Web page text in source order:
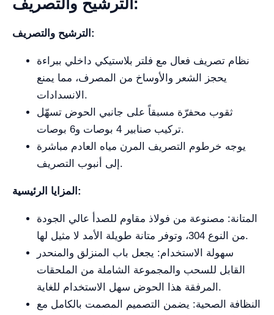
الترشيح والتصريف:
الترشيح والتصريف:
نظام تصريف فعال مع فلتر بلاستيكي داخلي ببراءة
يحجز الشعر والأوساخ من المصرف، مما يمنع
الانسدادات.
ثقوب محفرّة مسبقاً على جانبي الحوض تسهّل
تركيب صنابير 4 بوصات و6 بوصات.
يوجه خرطوم التصريف المرن مياه العادم مباشرة
إلى أنبوب التصريف.
المزايا الرئيسية:
المتانة: مصنوعة من فولاذ مقاوم للصدأ عالي الجودة
من النوع 304، وتوفر متانة طويلة الأمد لا مثيل لها.
سهولة الاستخدام: يجعل باب المنزلق والمنحدر
القابل للسحب والمجموعة الشاملة من الملحقات
المرفقة هذا الحوض سهل الاستخدام للغاية.
النظافة الصحية: يضمن التصميم المصمت بالكامل مع